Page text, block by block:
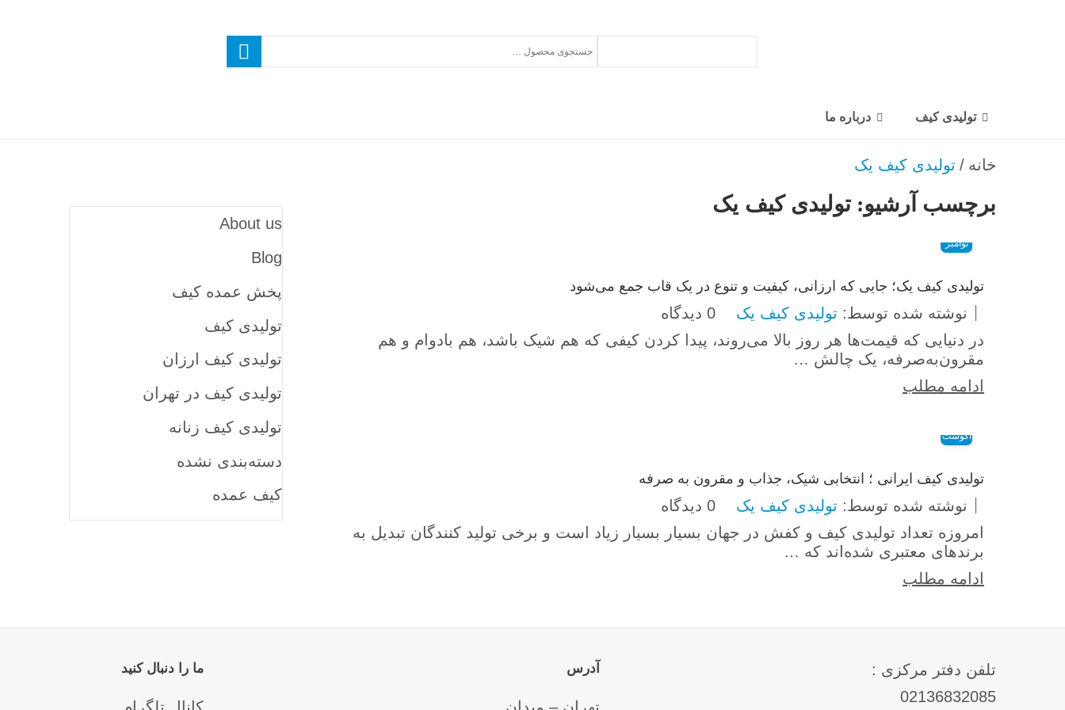
تولیدی کیف درباره ما
خانه / تولیدی کیف یک
برچسب آرشیو: تولیدی کیف یک
نوامبر
تولیدی کیف یک؛ جایی که ارزانی، کیفیت و تنوع در یک قاب جمع می‌شود
نوشته شده توسط: تولیدی کیف یک
0 دیدگاه
در دنیایی که قیمت‌ها هر روز بالا می‌روند، پیدا کردن کیفی که هم شیک باشد، هم بادوام و هم
مقرون‌به‌صرفه، یک چالش …
ادامه مطلب
آگوست
تولیدی کیف ایرانی ؛ انتخابی شیک، جذاب و مقرون به صرفه
نوشته شده توسط: تولیدی کیف یک
0 دیدگاه
امروزه تعداد تولیدی کیف و کفش در جهان بسیار بسیار زیاد است و برخی تولید کنندگان تبدیل به
برندهای معتبری شده‌اند که …
ادامه مطلب
About us
Blog
پخش عمده کیف
تولیدی کیف
تولیدی کیف ارزان
تولیدی کیف در تهران
تولیدی کیف زنانه
دسته‌بندی نشده
کیف عمده
تلفن دفتر مرکزی :
02136832085
آدرس ما را دنبال کنید